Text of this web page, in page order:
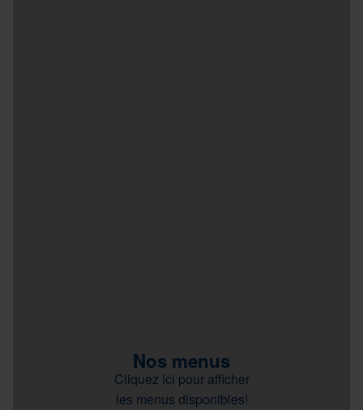
Nos menus
Cliquez ici pour afficher
les menus disponibles!